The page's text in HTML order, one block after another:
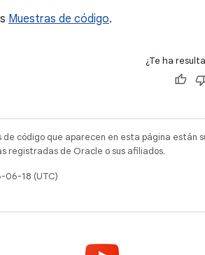
Muestras de código.
¿Te ha
de código que aparecen en esta página están
registradas de Oracle o sus afiliados.
06-18 (UTC)